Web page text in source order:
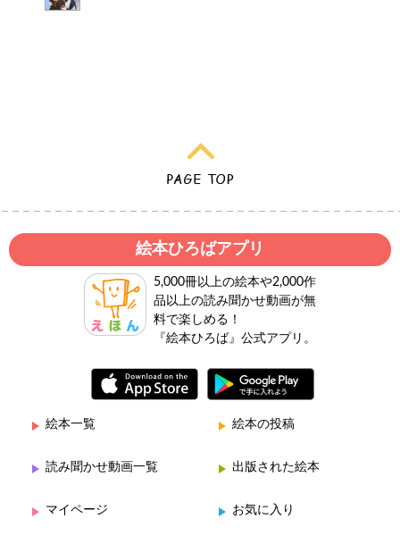
絵本ひろばアプリ
5,000冊以上の絵本や2,000作
品以上の読み聞かせ動画が無
料で楽しめる！
『絵本ひろば』公式アプリ。
絵本一覧 絵本の投稿
読み聞かせ動画一覧 出版された絵本
マイページ お気に入り